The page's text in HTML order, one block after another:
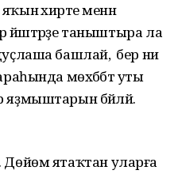
әхирәте менән
таныштыра ла
башлай, ә бер ни
мөхәббәт уты
бәйләй.
Дөйөм ятаҡтан уларға